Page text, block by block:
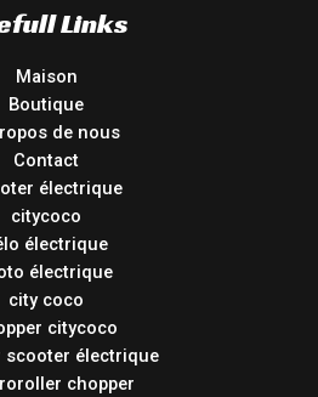
Links
Maison
Boutique
de nous
Contact
électrique
citycoco
électrique
électrique
city coco
citycoco
scooter électrique
chopper